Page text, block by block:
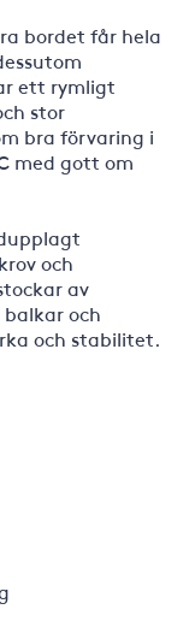
bordet får hela
ett rymligt
stor
bra förvaring i
med gott om
och
av
och
och stabilitet.